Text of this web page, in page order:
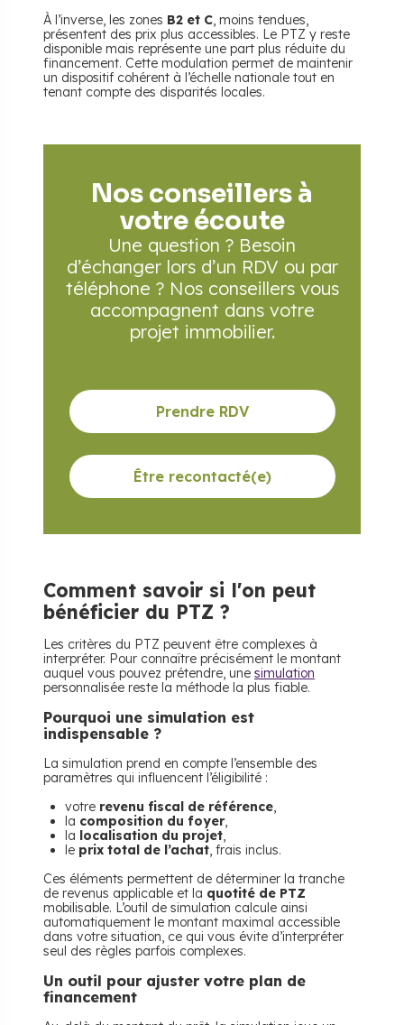
À l’inverse, les zones B2 et C, moins tendues,
présentent des prix plus accessibles. Le PTZ y reste
disponible mais représente une part plus réduite du
financement. Cette modulation permet de maintenir
un dispositif cohérent à l’échelle nationale tout en
tenant compte des disparités locales.
Nos conseillers à
votre écoute
Une question ? Besoin
d’échanger lors d’un RDV ou par
téléphone ? Nos conseillers vous
accompagnent dans votre
projet immobilier.
Prendre RDV
Être recontacté(e)
Comment savoir si l'on peut
bénéficier du PTZ ?
Les critères du PTZ peuvent être complexes à
interpréter. Pour connaître précisément le montant
auquel vous pouvez prétendre, une simulation
personnalisée reste la méthode la plus fiable.
Pourquoi une simulation est
indispensable ?
La simulation prend en compte l’ensemble des
paramètres qui influencent l’éligibilité :
votre revenu fiscal de référence,
la composition du foyer,
la localisation du projet,
le prix total de l’achat, frais inclus.
Ces éléments permettent de déterminer la tranche
de revenus applicable et la quotité de PTZ
mobilisable. L’outil de simulation calcule ainsi
automatiquement le montant maximal accessible
dans votre situation, ce qui vous évite d’interpréter
seul des règles parfois complexes.
Un outil pour ajuster votre plan de
financement